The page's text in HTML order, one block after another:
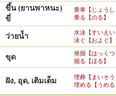
ขึ้น (ยานพาหนะ)
ขี่
乗車【じょう
乗る【のる】
ว่ายน้ำ
水泳【すいえ
泳ぐ【およぐ】
ขุด
発掘【はっく
掘る【ほる】
ฝัง, อุด, เติมเต็ม
埋葬【まいそ
埋める【うめ